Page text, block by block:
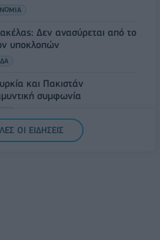
Δεν ανασύρεται από το
υποκλοπών
και Πακιστάν
συμφωνία
ΟΙ ΕΙΔΗΣΕΙΣ